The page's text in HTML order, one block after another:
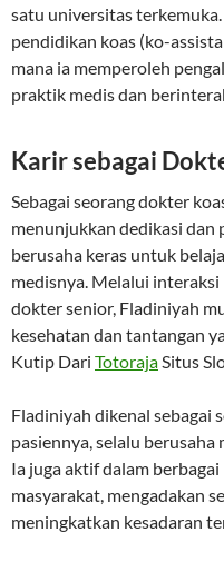
satu universitas
pendidikan koas (ko-
mana ia memperoleh
praktik medis dan
Karir sebagai
Sebagai seorang dokter
menunjukkan dedikasi dan
berusaha keras untuk
medisnya. Melalui
dokter senior, Fladiniyah
kesehatan dan tantangan
Kutip Dari TotorajaSitus
Fladiniyah dikenal sebagai
pasiennya, selalu
Ia juga aktif dalam
masyarakat, mengadakan
meningkatkan kesadaran